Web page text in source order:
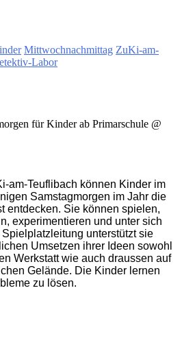
Mittwochnachmittag ZuKi-am-
Labor
für Kinder ab Primarschule @
am-Teuflibach können Kinder im
Samstagmorgen im Jahr die
entdecken. Sie können spielen,
experimentieren und unter sich
unterstützt sie
Umsetzen ihrer Ideen sowohl
Werkstatt wie auch draussen auf
Gelände. Die Kinder lernen
zu lösen.